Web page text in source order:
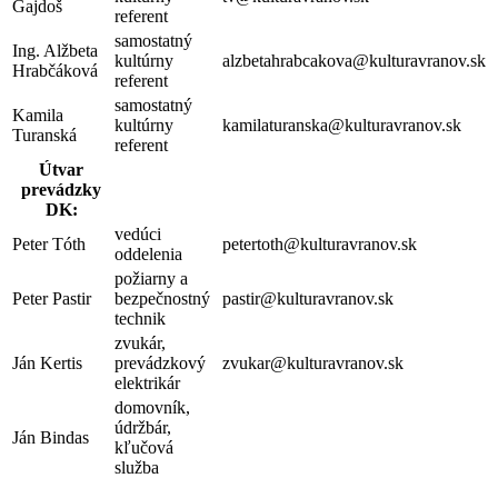
Gajdoš
referent
Ing. Alžbeta
Hrabčáková
samostatný
kultúrny
referent
alzbetahrabcakova@kulturavranov.sk
Kamila
Turanská
samostatný
kultúrny
referent
kamilaturanska@kulturavranov.sk
Útvar
prevádzky
DK:
Peter Tóth
vedúci
oddelenia
petertoth@kulturavranov.sk
Peter Pastir
požiarny a
bezpečnostný
technik
pastir@kulturavranov.sk
Ján Kertis
zvukár,
prevádzkový
elektrikár
zvukar@kulturavranov.sk
Ján Bindas
domovník,
údržbár,
kľučová
služba